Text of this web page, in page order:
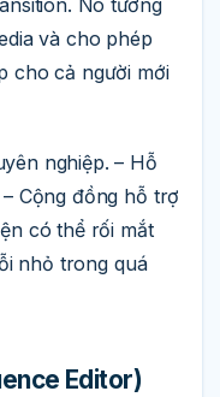
và cho phép
cho cả người mới
nghiệp. – Hỗ
Cộng đồng hỗ trợ
có thể rối mắt
nhỏ trong quá
Editor)